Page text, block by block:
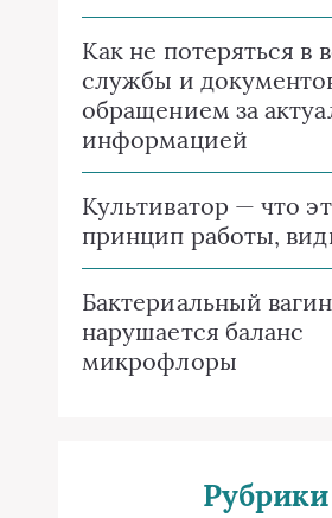
Как не потеряться в
службы и
обращением за
информацией
Культиватор — что
принцип работы,
Бактериальный
нарушается баланс
микрофлоры
Рубрики